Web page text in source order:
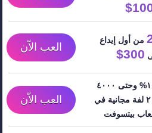
من أول إيداع
300$ العب الاّن
بونص ١٠٠% وحتى ٤٠٠٠
يورو + ٢٠٠ لفة مجانية في
بيتسوفت
العب الاّن